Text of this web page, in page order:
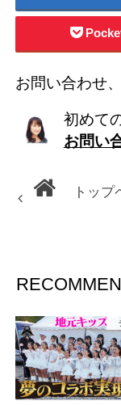
お問い合わせ
初めて
お問い
トップ